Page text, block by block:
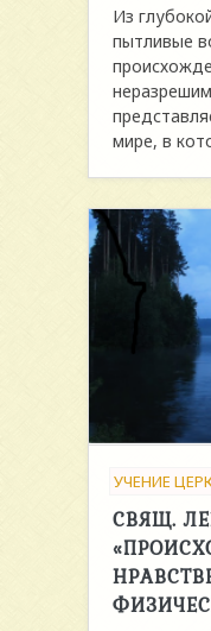
Из
пытливые
мире, в
УЧЕНИЕ
СВЯЩ.